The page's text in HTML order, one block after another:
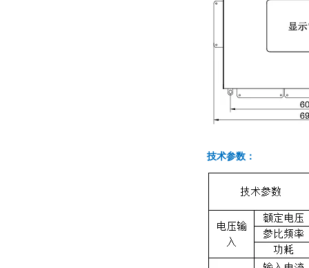
技术参数：